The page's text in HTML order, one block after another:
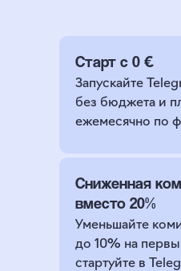
Старт с 0 €
Запускайте
без бюджета и
ежемесячно по
Сниженная
вместо 20%
Уменьшайте
до 10% на
стартуйте в